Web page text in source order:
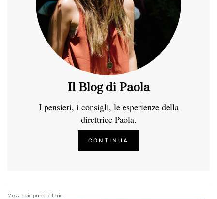
Il Blog di Paola
I pensieri, i consigli, le esperienze della
direttrice Paola.
CONTINUA
Messaggio pubblicitario